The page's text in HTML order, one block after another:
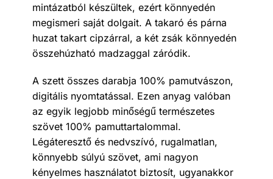
mintázatból készültek, ezért könnyedén
megismeri saját dolgait. A takaró és párna
huzat takart cipzárral, a két zsák könnyedén
összehúzható madzaggal záródik.
A szett összes darabja 100% pamutvászon,
digitális nyomtatással. Ezen anyag valóban
az egyik legjobb minőségű természetes
szövet 100% pamuttartalommal.
Légáteresztő és nedvszívó, rugalmatlan,
könnyebb súlyú szövet, ami nagyon
kényelmes használatot biztosít, ugyanakkor